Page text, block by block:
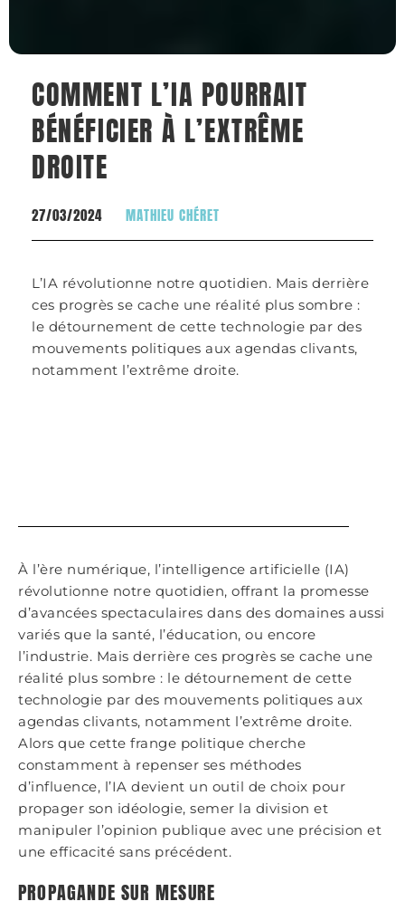
COMMENT L’IA POURRAIT
BÉNÉFICIER À L’EXTRÊME
DROITE
27/03/2024 MATHIEU CHÉRET
L’IA révolutionne notre quotidien. Mais derrière
ces progrès se cache une réalité plus sombre :
le détournement de cette technologie par des
mouvements politiques aux agendas clivants,
notamment l’extrême droite.
À l’ère numérique, l’intelligence artificielle (IA)
révolutionne notre quotidien, offrant la promesse
d’avancées spectaculaires dans des domaines aussi
variés que la santé, l’éducation, ou encore
l’industrie. Mais derrière ces progrès se cache une
réalité plus sombre : le détournement de cette
technologie par des mouvements politiques aux
agendas clivants, notamment l’extrême droite.
Alors que cette frange politique cherche
constamment à repenser ses méthodes
d’influence, l’IA devient un outil de choix pour
propager son idéologie, semer la division et
manipuler l’opinion publique avec une précision et
une efficacité sans précédent.
PROPAGANDE SUR MESURE